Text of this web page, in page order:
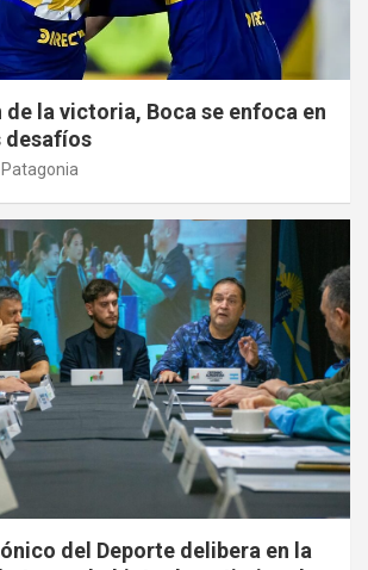
de la victoria, Boca se enfoca en
desafíos
Patagonia
del Deporte delibera en la